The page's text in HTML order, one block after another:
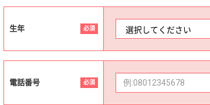
生年 必須
電話番号 必須